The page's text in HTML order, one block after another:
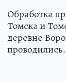
Обработка
Томска и
деревне
проводились.